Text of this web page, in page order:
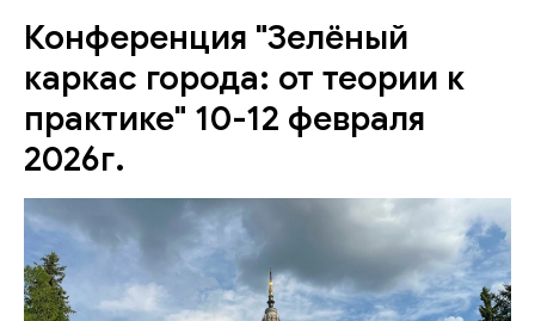
Конференция "Зелёный
каркас города: от теории к
практике" 10-12 февраля
2026г.